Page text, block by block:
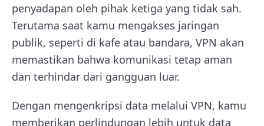
penyadapan oleh pihak ketiga yang tidak sah.
Terutama saat kamu mengakses jaringan
publik, seperti di kafe atau bandara, VPN akan
memastikan bahwa komunikasi tetap aman
dan terhindar dari gangguan luar.
Dengan mengenkripsi data melalui VPN, kamu
memberikan perlindungan lebih untuk data